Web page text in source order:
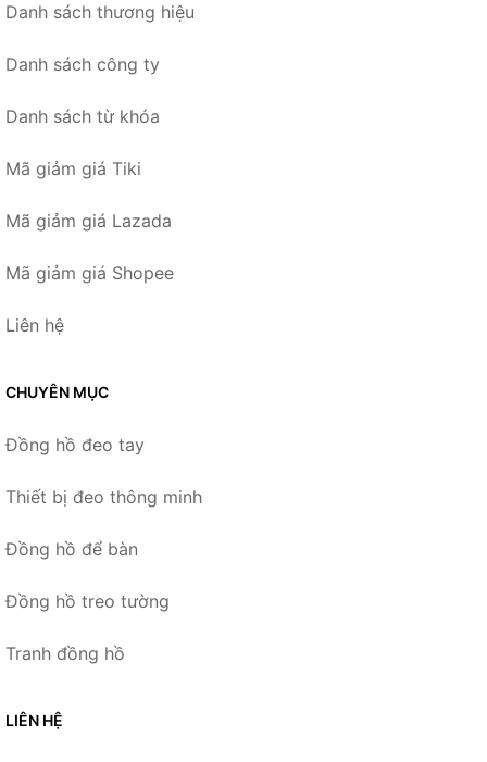
Danh sách thương hiệu
Danh sách công ty
Danh sách từ khóa
Mã giảm giá Tiki
Mã giảm giá Lazada
Mã giảm giá Shopee
Liên hệ
CHUYÊN MỤC
Đồng hồ đeo tay
Thiết bị đeo thông minh
Đồng hồ để bàn
Đồng hồ treo tường
Tranh đồng hồ
LIÊN HỆ